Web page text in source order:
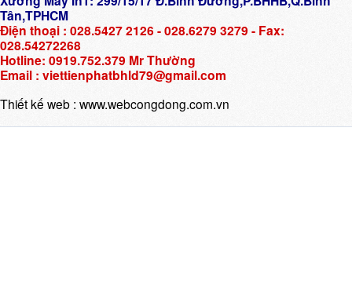
Tân,TPHCM
Điện thoại : 028.5427 2126 - 028.6279 3279 - Fax:
028.54272268
Hotline: 0919.752.379 Mr Thường
Email : viettienphatbhld79@gmail.com
Thiết kế web : www.webcongdong.com.vn